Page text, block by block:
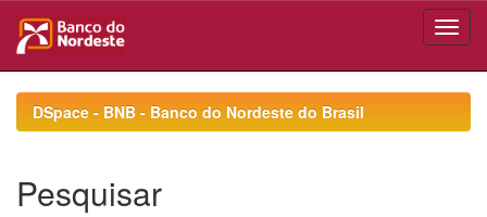
navigationDSpace - BNB - Banco do Nordeste do Brasil
Pesquisar